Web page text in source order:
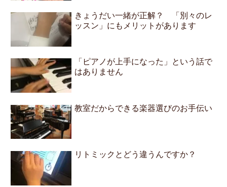
きょうだい一緒が正解？ 「別々のレ
ッスン」にもメリットがあります
「ピアノが上手になった」という話で
はありません
教室だからできる楽器選びのお手伝い
リトミックとどう違うんですか？